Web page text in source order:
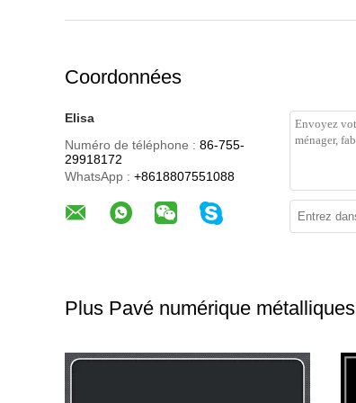
Coordonnées
Elisa
Numéro de téléphone : 86-755-
29918172
WhatsApp : +8618807551088
Plus Pavé numérique métalliques